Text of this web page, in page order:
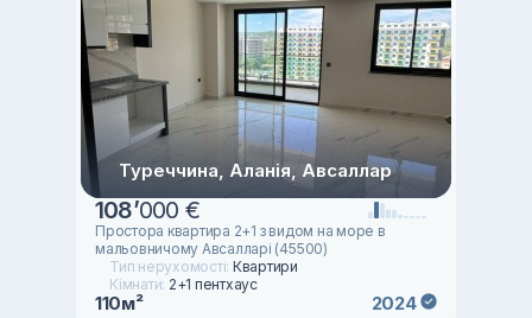
Туреччина, Аланія, Авсаллар
108’000 €
Простора квартира 2+1 з видом на море в
мальовничому Авсалларі (45500)
Тип нерухомості: Квартири
Кімнати: 2+1 пентхаус
110м² 2024